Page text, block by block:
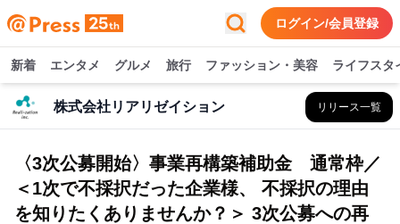
ログイン/会員登録
新着 エンタメ グルメ 旅行 ファッション・美容 ライフスタ
株式会社リアリゼイション リリース一覧
〈3次公募開始〉事業再構築補助金 通常枠／
＜1次で不採択だった企業様、 不採択の理由
を知りたくありませんか？＞ 3次公募への再